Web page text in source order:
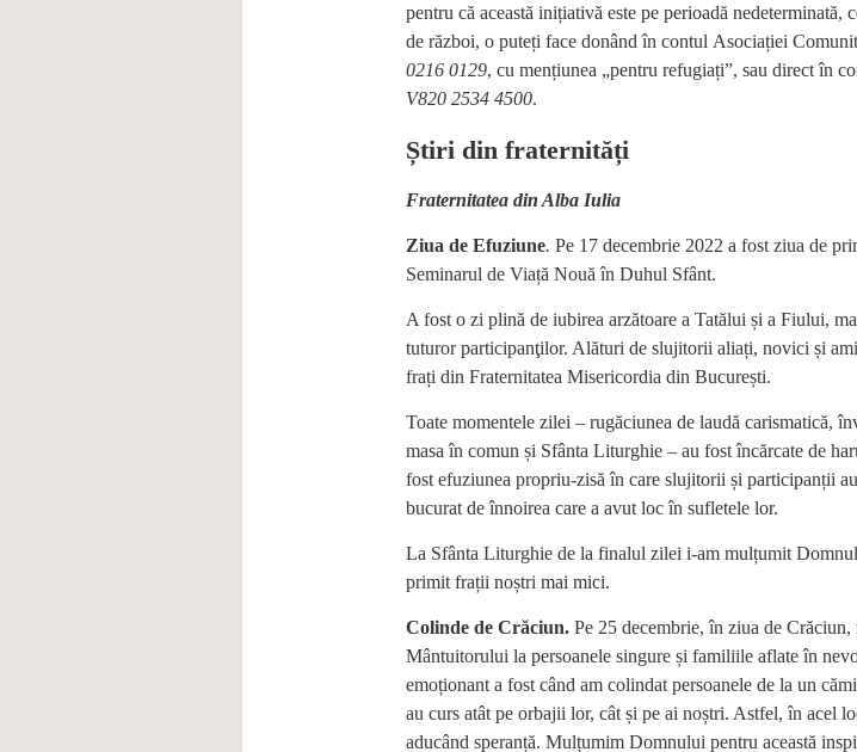
pentru că această inițiativă este pe perioadă
de război, o puteți face donând în contul Asociației
0216 0129, cu mențiunea „pentru refugiați”, sau direct în
V820 2534 4500.
Știri din fraternități
Fraternitatea din Alba Iulia
Ziua de Efuziune. Pe 17 decembrie 2022 a fost ziua de
Seminarul de Viață Nouă în Duhul Sfânt.
A fost o zi plină de iubirea arzătoare a Tatălui și a Fiului,
tuturor participanţilor. Alături de slujitorii aliați, novici și
frați din Fraternitatea Misericordia din București.
Toate momentele zilei – rugăciunea de laudă carismatică,
masa în comun și Sfânta Liturghie – au fost încărcate de
fost efuziunea propriu-zisă în care slujitorii și participanții
bucurat de înnoirea care a avut loc în sufletele lor.
La Sfânta Liturghie de la finalul zilei i-am mulțumit
primit frații noștri mai mici.
Colinde de Crăciun. Pe 25 decembrie, în ziua de
Mântuitorului la persoanele singure și familiile aflate în
emoționant a fost când am colindat persoanele de la un
au curs atât pe orbajii lor, cât și pe ai noștri. Astfel, în acel
aducând speranță. Mulțumim Domnului pentru această